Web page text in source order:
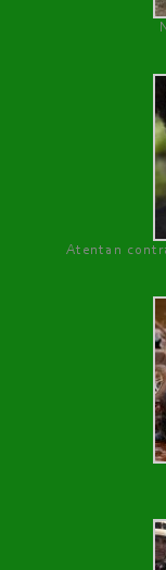
Atentan